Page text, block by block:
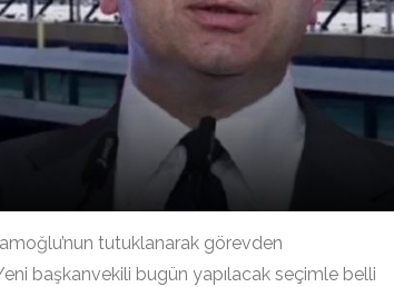
tutuklanarak görevden
başkanvekili bugün yapılacak seçimle belli